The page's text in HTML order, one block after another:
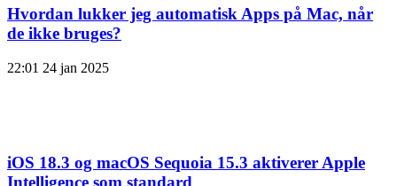
Hvordan lukker jeg automatisk Apps på Mac, når
de ikke bruges?
22:01 24 jan 2025
iOS 18.3 og macOS Sequoia 15.3 aktiverer Apple
Intelligence som standard